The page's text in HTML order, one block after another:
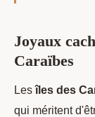
Joyaux
Caraïbes
Lesîles des
qui méritent